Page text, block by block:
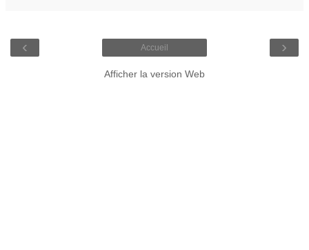
‹ ›
Accueil
Afficher la version Web